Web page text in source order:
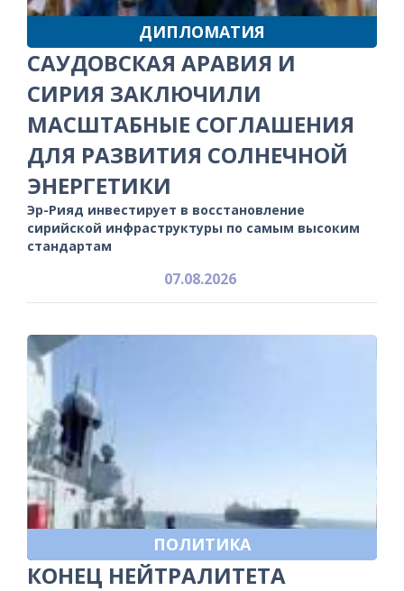
ДИПЛОМАТИЯ
САУДОВСКАЯ АРАВИЯ И
СИРИЯ ЗАКЛЮЧИЛИ
МАСШТАБНЫЕ СОГЛАШЕНИЯ
ДЛЯ РАЗВИТИЯ СОЛНЕЧНОЙ
ЭНЕРГЕТИКИ
Эр-Рияд инвестирует в восстановление
сирийской инфраструктуры по самым высоким
стандартам
07.08.2026
ПОЛИТИКА
КОНЕЦ НЕЙТРАЛИТЕТА